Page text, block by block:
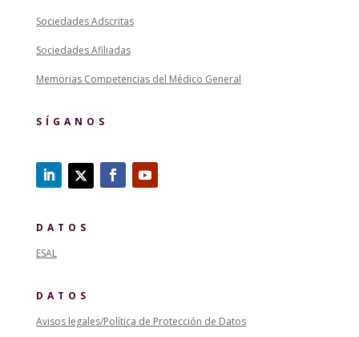
Sociedades Adscritas
Sociedades Afiliadas
Memorias Competencias del Médico General
SÍGANOS
DATOS
ESAL
DATOS
Avisos legales/Política de Protección de Datos